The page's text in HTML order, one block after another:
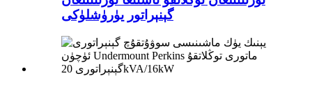
گېنېراتور يۈرۈشلۈكى